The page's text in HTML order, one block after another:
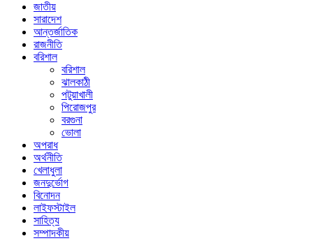
জাতীয়
সারাদেশ
আন্তর্জাতিক
রাজনীতি
বরিশাল
বরিশাল
ঝালকাঠী
পটুয়াখালী
পিরোজপুর
বরগুনা
ভোলা
অপরাধ
অর্থনীতি
খেলাধুলা
জনদুর্ভোগ
বিনোদন
লাইফস্টাইল
সাহিত্য
সম্পাদকীয়